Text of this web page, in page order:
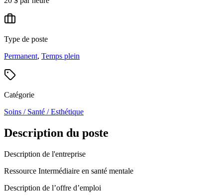
Type de poste
Permanent, Temps plein
Catégorie
Soins / Santé / Esthétique
Description du poste
Description de l'entreprise
Ressource Intermédiaire en santé mentale
Description de l’offre d’emploi